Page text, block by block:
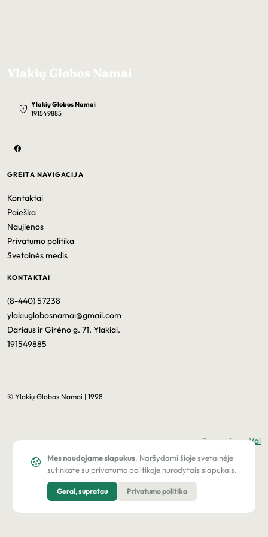
Mes naudojame slapukus. Naršydami šioje svetainėje
sutinkate su privatumo politikoje nurodytais slapukais.
Gerai, supratau Privatumo politika
Ylakių Globos Namai
Ylakių Globos Namai
191549885
GREITA NAVIGACIJA
Kontaktai
Paieška
Naujienos
Privatumo politika
Svetainės medis
KONTAKTAI
(8-440) 57238
ylakiuglobosnamai@gmail.com
Dariaus ir Girėno g. 71, Ylakiai.
191549885
© Ylakių Globos Namai | 1998
SprendimasVai